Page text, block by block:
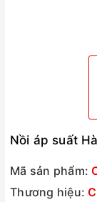
Nồi áp suất
Mã sản phẩm:
Thương hiệu: